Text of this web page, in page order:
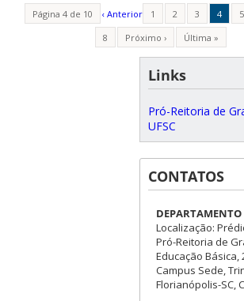
Página 4 de 10 ‹ Anterior 1 2 3 4 5
8
Próximo › Última »
Links
Pró-Reitoria de
UFSC
CONTATOS
Localização:
Pró-Reitoria de
Educação Básica,
Campus Sede,
Florianópolis-SC,